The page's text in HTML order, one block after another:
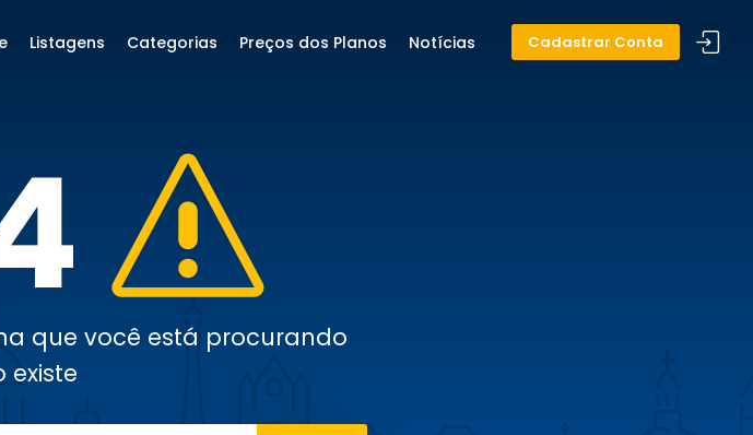
que você está procurando
existe
Cadastrar Conta
Listagens Categorias Preços dos Planos Notícias